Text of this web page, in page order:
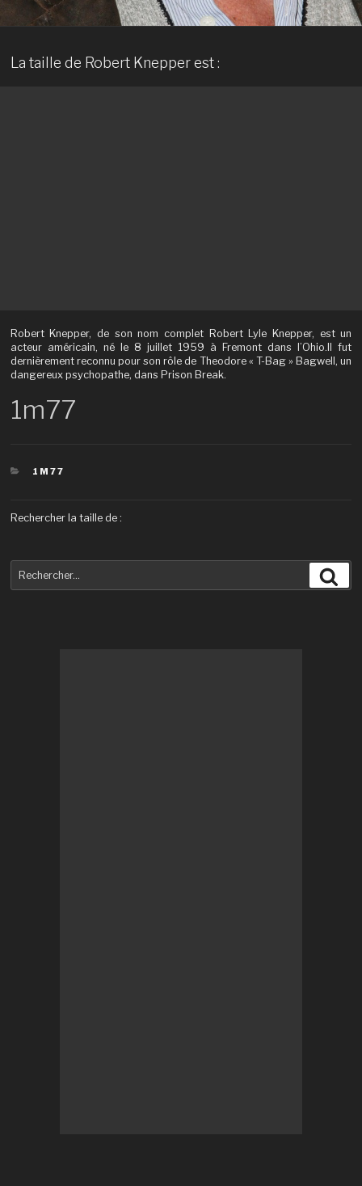
La taille de Robert Knepper est :
Robert Knepper, de son nom complet Robert Lyle Knepper, est un
acteur américain, né le 8 juillet 1959 à Fremont dans l’Ohio.Il fut
dernièrement reconnu pour son rôle de Theodore « T-Bag » Bagwell, un
dangereux psychopathe, dans Prison Break.
1m77
CATÉGORIES
1M77
Rechercher la taille de :
pour